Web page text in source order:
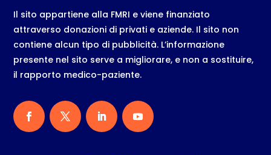
Il sito appartiene alla FMRI e viene finanziato
attraverso donazioni di privati e aziende. Il sito non
contiene alcun tipo di pubblicità. L’informazione
presente nel sito serve a migliorare, e non a sostituire,
il rapporto medico-paziente.